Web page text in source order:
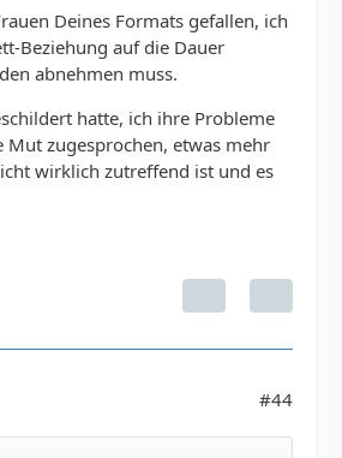
Deines Formats gefallen, ich
Beziehung auf die Dauer
abnehmen muss.
hatte, ich ihre Probleme
zugesprochen, etwas mehr
wirklich zutreffend ist und es
#44